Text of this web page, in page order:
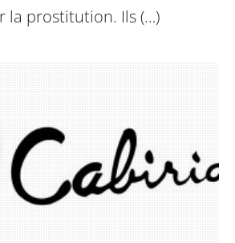
la prostitution. Ils (…)